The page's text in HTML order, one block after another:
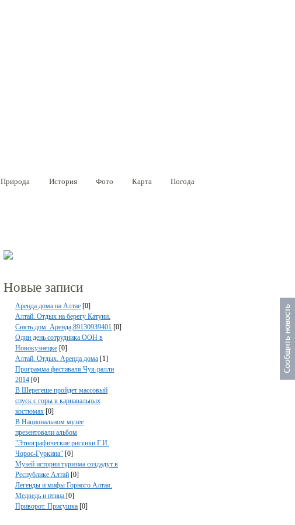
Природа История Фото Карта Погода
Новые записи
Аренда дома на Алтае [0]
Алтай. Отдых на берегу Катуни.
Снять дом. Аренда,89130939401 [0]
Один день сотрудника ООН в
Новокузнецке [0]
Алтай. Отдых. Аренда дома [1]
Программа фестиваля Чуя-ралли
2014 [0]
В Шерегеше пройдет массовый
спуск с горы в карнавальных
костюмах [0]
В Национальном музее
презентовали альбом
"Этнографические рисунки Г.И.
Чорос-Гуркина" [0]
Музей истории туризма создадут в
Республике Алтай [0]
Легенды и мифы Горного Алтая.
Медведь и птица [0]
Приворот. Присушка [0]